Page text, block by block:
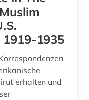
1919-1935
erhalten und